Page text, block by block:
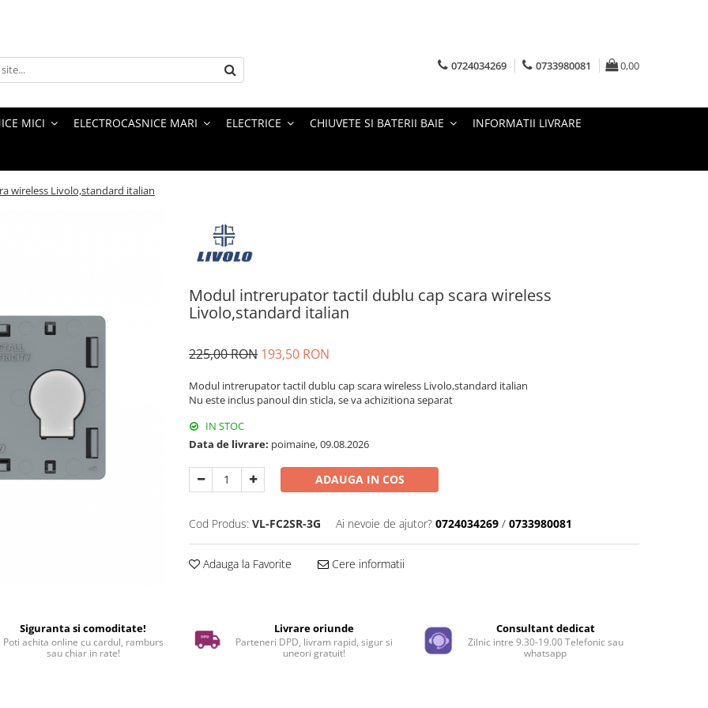
0724034269 0733980081 0,00
MICI ELECTROCASNICE MARI ELECTRICE CHIUVETE SI BATERII BAIE INFORMATII LIVRARE
wireless Livolo,standard italian
Modul intrerupator tactil dublu cap scara wireless
Livolo,standard italian
225,00 RON 193,50 RON
Modul intrerupator tactil dublu cap scara wireless Livolo,standard italian
Nu este inclus panoul din sticla, se va achizitiona separat
IN STOC
Data de livrare: poimaine, 09.08.2026
ADAUGA IN COS
Cod Produs: VL-FC2SR-3G Ai nevoie de ajutor? 0724034269 / 0733980081
Adauga la Favorite Cere informatii
Siguranta si comoditate!
Poti achita online cu cardul, ramburs
sau chiar in rate!
Livrare oriunde
Parteneri DPD, livram rapid, sigur si
uneori gratuit!
Consultant dedicat
Zilnic intre 9.30-19.00 Telefonic sau
whatsapp